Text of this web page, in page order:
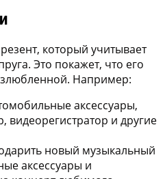
который учитывает
Это покажет, что его
Например:
аксессуары,
видеорегистратор и другие
новый музыкальный
аксессуары и